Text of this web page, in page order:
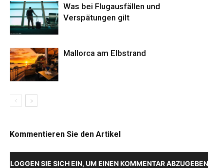
Was bei Flugausfällen und
Verspätungen gilt
Mallorca am Elbstrand
Kommentieren Sie den Artikel
LOGGEN SIE SICH EIN, UM EINEN KOMMENTAR ABZUGEBEN